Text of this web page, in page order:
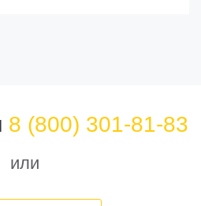
8 (800) 301-81-83
или